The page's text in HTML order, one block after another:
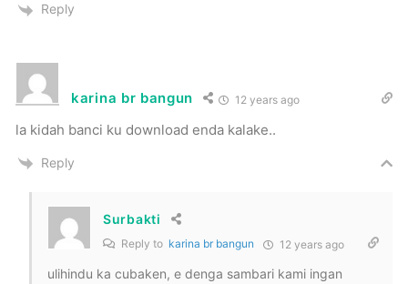
Reply
karina br bangun 12 years ago
la kidah banci ku download enda kalake..
Reply
Surbakti
Reply to karina br bangun 12 years ago
ulihindu ka cubaken, e denga sambari kami ingan